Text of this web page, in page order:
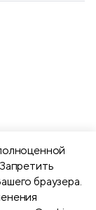
браузера.
р-